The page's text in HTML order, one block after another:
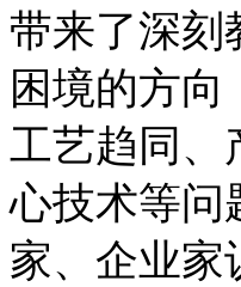
带来了深刻
困境的方
工艺趋同、
心技术等问
家、企业家